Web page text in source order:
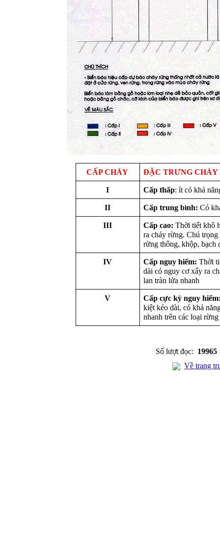
CẤP CHÁY ĐẶC TRƯNG CHÁY
I Cấp thấp: ít có khả
II Cấp trung bình: Có
III Cấp cao: Thời tiết khô
ra cháy rừng. Chú
rừng thông, khộp, bạch
IV Cấp nguy hiểm: Thời
dài có nguy cơ xẩy ra
lan tràn lửa nhanh
V
Cấp cực kỳ nguy
kiệt kéo dài, có khả
nhanh trên các loại rừng
Số lượt đọc: 19965
Về trang